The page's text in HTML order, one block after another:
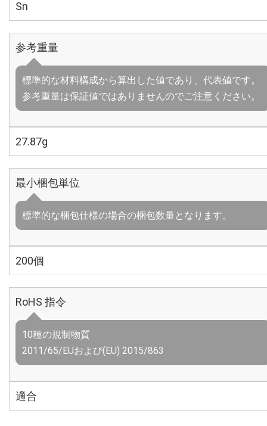
Sn
参考重量
標準的な材料構成から算出した値であり、代表値です。
参考重量は保証値ではありませんのでご注意ください。
27.87g
最小梱包単位
標準的な梱包仕様の場合の梱包数量となります。
200個
RoHS 指令
10種の規制物質
2011/65/EUおよび(EU) 2015/863
適合